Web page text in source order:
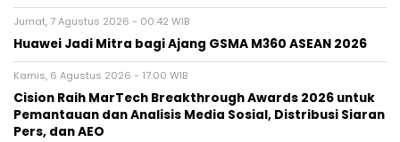
Jumat, 7 Agustus 2026 - 00:42 WIB
Huawei Jadi Mitra bagi Ajang GSMA M360 ASEAN 2026
Kamis, 6 Agustus 2026 - 17:00 WIB
Cision Raih MarTech Breakthrough Awards 2026 untuk
Pemantauan dan Analisis Media Sosial, Distribusi Siaran
Pers, dan AEO